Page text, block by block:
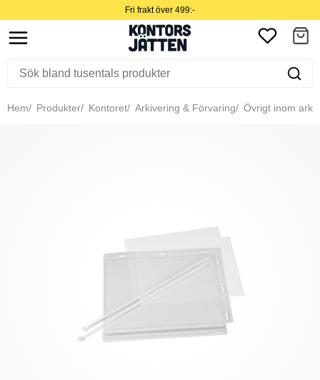
Fri frakt över 499:-
Hem Produkter Kontoret Arkivering & Förvaring Övrigt inom